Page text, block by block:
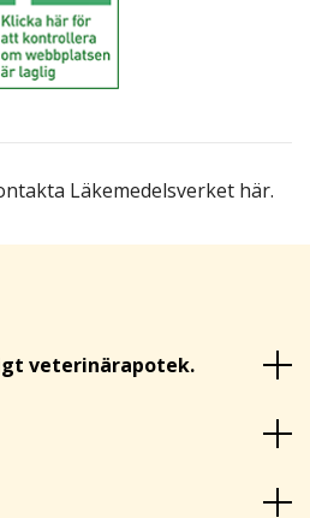
Läkemedelsverket här.
veterinärapotek.